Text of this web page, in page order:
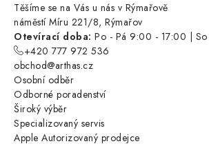
Těšíme se na Vás u nás v Rýmařově
náměstí Míru 221/8, Rýmařov
Otevírací doba: Po - Pá 9:00 - 17:00 |
+420 777 972 536
obchod@arthas.cz
Osobní odběr
Odborné poradenství
Široký výběr
Specializovaný servis
Apple Autorizovaný prodejce